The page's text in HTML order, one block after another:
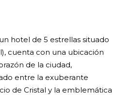
hotel de 5 estrellas situado
cuenta con una ubicación
de la ciudad,
entre la exuberante
de Cristal y la emblemática